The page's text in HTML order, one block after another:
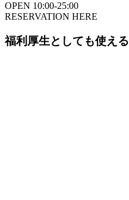
OPEN 10:00-25:00
RESERVATION HERE
福利厚生としても使え